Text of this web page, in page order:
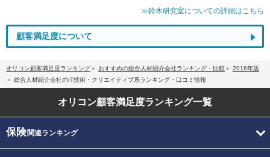
≫鈴木研究室についての詳細はこちら
顧客満足度について
オリコン顧客満足度ランキング おすすめの総合人材紹介会社ランキング・比較
2016年版
総合人材紹介会社のIT技術・クリエイティブ系ランキング・口コミ情報
オリコン顧客満足度ランキング一覧
保険関連ランキング